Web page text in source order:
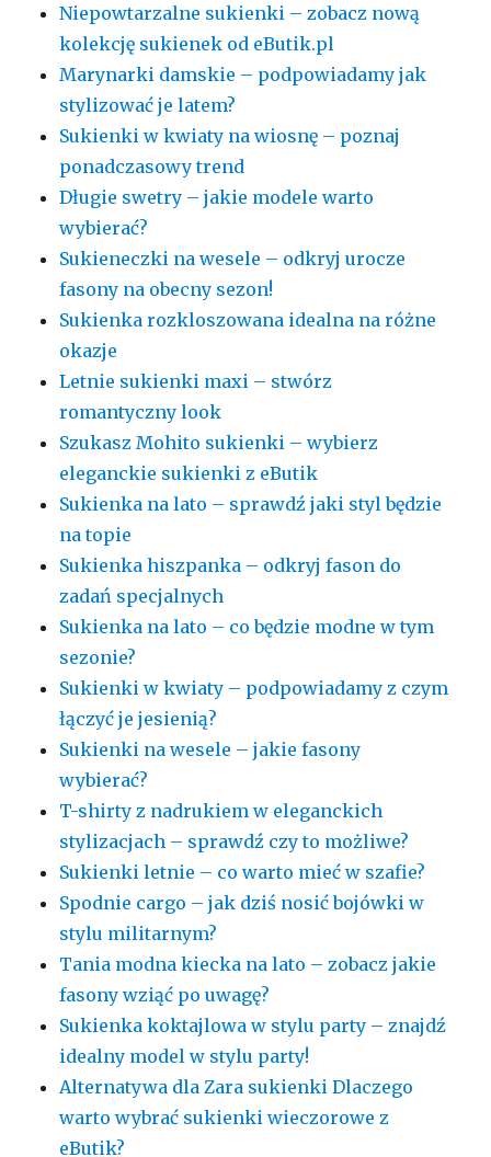
Niepowtarzalne sukienki – zobacz nową
kolekcję sukienek od eButik.pl
Marynarki damskie – podpowiadamy jak
stylizować je latem?
Sukienki w kwiaty na wiosnę – poznaj
ponadczasowy trend
Długie swetry – jakie modele warto
wybierać?
Sukieneczki na wesele – odkryj urocze
fasony na obecny sezon!
Sukienka rozkloszowana idealna na różne
okazje
Letnie sukienki maxi – stwórz
romantyczny look
Szukasz Mohito sukienki – wybierz
eleganckie sukienki z eButik
Sukienka na lato – sprawdź jaki styl będzie
na topie
Sukienka hiszpanka – odkryj fason do
zadań specjalnych
Sukienka na lato – co będzie modne w tym
sezonie?
Sukienki w kwiaty – podpowiadamy z czym
łączyć je jesienią?
Sukienki na wesele – jakie fasony
wybierać?
T-shirty z nadrukiem w eleganckich
stylizacjach – sprawdź czy to możliwe?
Sukienki letnie – co warto mieć w szafie?
Spodnie cargo – jak dziś nosić bojówki w
stylu militarnym?
Tania modna kiecka na lato – zobacz jakie
fasony wziąć po uwagę?
Sukienka koktajlowa w stylu party – znajdź
idealny model w stylu party!
Alternatywa dla Zara sukienki Dlaczego
warto wybrać sukienki wieczorowe z
eButik?